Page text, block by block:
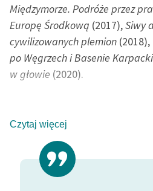
Materiały promocyjne
Polityka prywatności
Regulamin biblioteki
Dane fundacji i
Regulamin darowizn
Informacja o treściach
wrażliwych
Międzymorze. Podróże przez
Europę Środkową (2017),Siwy
cywilizowanych plemion (2018),
po Węgrzech i Basenie
w głowie (2020).
gonzo), a także tłumacz.
prawnicze oraz politologiczne.
wyróżnienia za dokonania
m.in.: Paszport Polityki (2013),
Czytaj więcej